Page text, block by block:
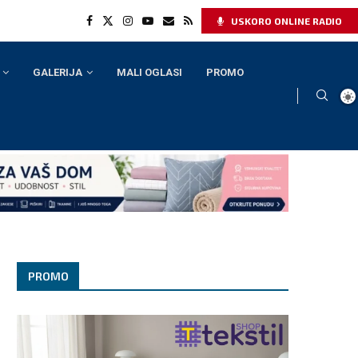
USKORO ONLINE RADIO
GALERIJA MALI OGLASI PROMO
PROMO